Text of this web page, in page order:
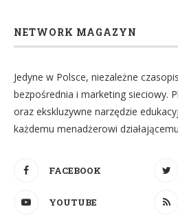
NETWORK MAGAZYN
Jedyne w Polsce, niezależne
bezpośrednia i marketing sieciowy.
oraz ekskluzywne narzędzie
każdemu menadżerowi
FACEBOOK
YOUTUBE